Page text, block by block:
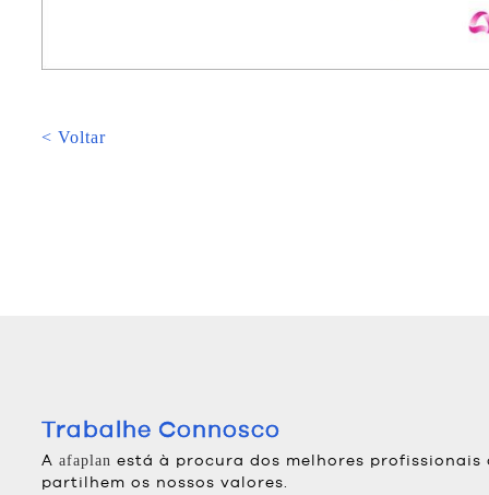
< Voltar
Trabalhe Connosco
A afaplan está à procura dos melhores profissionais
partilhem os nossos valores.